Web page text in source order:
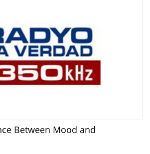
Between Mood and